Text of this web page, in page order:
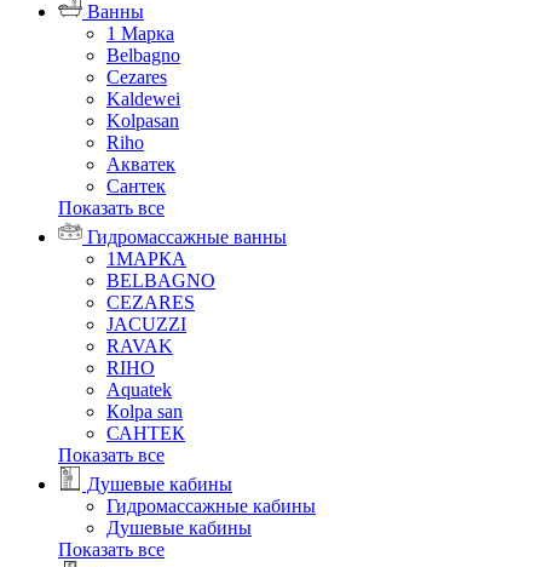
Ванны
1 Марка
Belbagno
Cezares
Kaldewei
Kolpasan
Riho
Акватек
Сантек
Показать все
Гидромассажные ванны
1МАРКА
BELBAGNO
CEZARES
JACUZZI
RAVAK
RIHO
Аquatek
Кolpa san
САНТЕК
Показать все
Душевые кабины
Гидромассажные кабины
Душевые кабины
Показать все